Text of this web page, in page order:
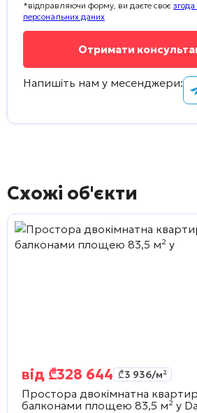
selected
*відправляючи форму, ви даєте своє
персональних даних
Напишіть нам у месенджери:
Схожі об'єкти
від ₾328 644 ₾3 936/м²
Простора двокімнатна
балконами площею 83,5 м² у